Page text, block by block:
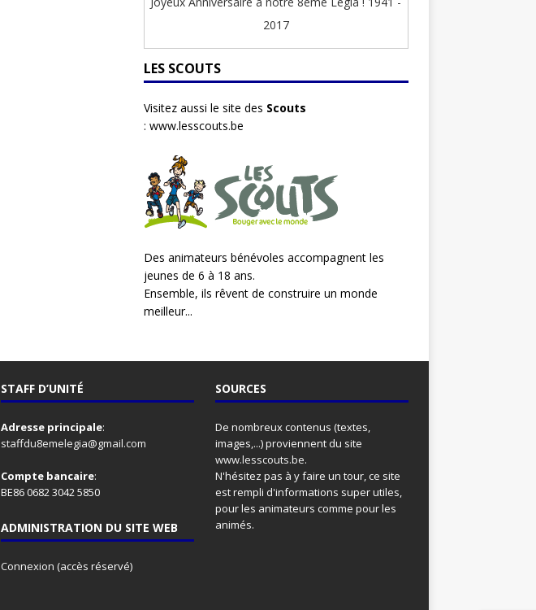
2017
LES SCOUTS
Visitez aussi le site des Scouts
: www.lesscouts.be
Des animateurs bénévoles accompagnent les
jeunes de 6 à 18 ans.
Ensemble, ils rêvent de construire un monde
meilleur...
STAFF D’UNITÉ
Adresse principale:
staffdu8emelegia@gmail.com
Compte bancaire:
BE86 0682 3042 5850
ADMINISTRATION DU SITE WEB
Connexion (accès réservé)
SOURCES
De nombreux contenus (textes,
images,...) proviennent du site
www.lesscouts.be.
N'hésitez pas à y faire un tour, ce site
est rempli d'informations super utiles,
pour les animateurs comme pour les
animés.